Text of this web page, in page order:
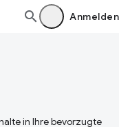
Anmelden
in Ihre bevorzugte